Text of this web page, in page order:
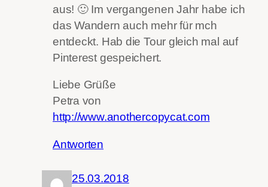
aus! 🙂 Im vergangenen Jahr habe ich
das Wandern auch mehr für mch
entdeckt. Hab die Tour gleich mal auf
Pinterest gespeichert.
Liebe Grüße
Petra von
http://www.anothercopycat.com
Antworten
25.03.2018